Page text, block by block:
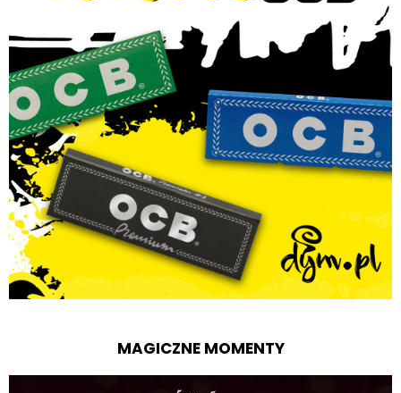
MAGICZNE MOMENTY